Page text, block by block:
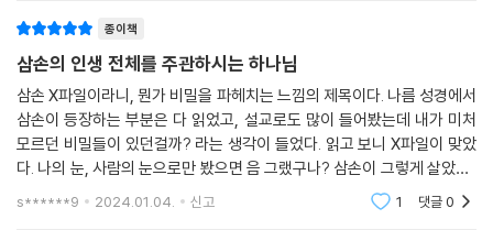
어떤 일을 해냈는가에 더 큰 관심을 갖습니다. 어느 대학을 졸업하고 학점
은 얼마나 잘 관리했고 얼마나 좋은 스펙을 쌓았는지 여부가 취업에 중요
한 기준이 됩니다. 프로젝트를 얼마나 많이 성공시켰는지 여부가 승진에
중요한 기준이 됩니다. 운동선수도 마찬가지입니다. 팀에서 다른 선수들과
자주 문제를 일으켰다고 해도 실력이 뛰어나면 상품성을 인정받아 더 좋은
조건으로 재계약을 하거나 다른 팀으로 옮겨 갈 수 있습니다. 그래서 사람
들은 실력이 있어야 세상에서 인정받고 잘살 수 있다고 가르칩니다. 실력
을 키워야 한다며 한 목소리를 냅니다. 그리스도인들도 세상에서 선한 영
른 정체성과 세계관을 가질 때에야 비로소 자신의 소명을 발견할 수 있고,
평생 동안 하나님의 손에 붙들리는 은혜 가운데 열매 맺는 풍성한 삶을 살
아 낼 수 있다고 말합니다. 그리스도인 자녀 교육이 세속화로 치닫는 이 시
대에서 살아가는 모든 부모님들과 사역자들이 꼭 읽어야 할 책이라고 강력
히 추천합니다.
- 안종혁 (신시내티 대학교 석좌교수)
종이책
삼손의 인생 전체를 주관하시는 하나님
삼손 X파일이라니, 뭔가 비밀을 파헤치는 느낌의 제목이다. 나름 성경에서
삼손이 등장하는 부분은 다 읽었고, 설교로도 많이 들어봤는데 내가 미처
모르던 비밀들이 있던걸까? 라는 생각이 들었다. 읽고 보니 X파일이 맞았
다. 나의 눈, 사람의 눈으로만 봤으면 음 그랬구나? 삼손이 그렇게 살았지..
하고 끝냈을 이야기들을 완전히 다른 관점에서 들여다 보았다. 삼손의 출
s******9 2024.01.04. 신고 1 댓글0